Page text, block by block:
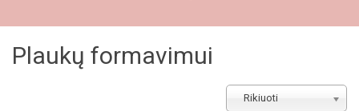
Plaukų formavimui
Rikiuoti